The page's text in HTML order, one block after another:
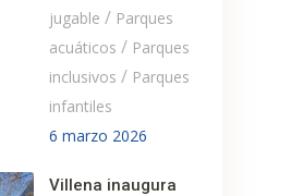
jugable / Parques
acuáticos / Parques
inclusivos / Parques
infantiles
6 marzo 2026
Villena inaugura